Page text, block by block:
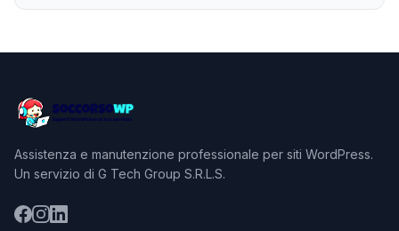
Assistenza e manutenzione professionale per siti WordPress.
Un servizio di G Tech Group S.R.L.S.